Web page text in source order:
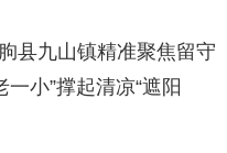
县九山镇精准聚焦留守
小”撑起清凉“遮阳